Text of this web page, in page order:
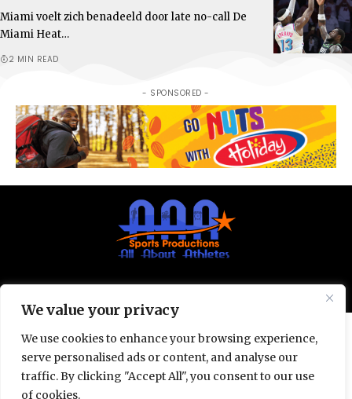
We value your privacy
We use cookies to enhance your browsing experience,
serve personalised ads or content, and analyse our
traffic. By clicking "Accept All", you consent to our use
of cookies.
Miami voelt zich benadeeld door late no-call De
Miami Heat…
2 MIN READ
- SPONSORED -